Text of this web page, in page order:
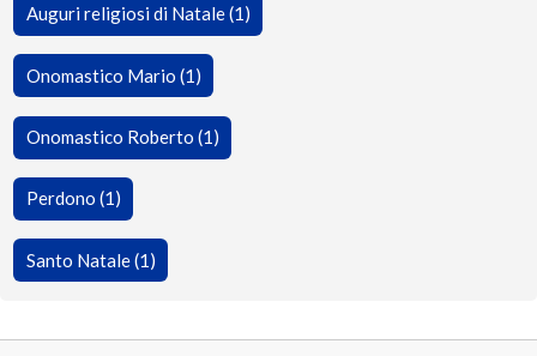
Auguri religiosi di Natale (1)
Onomastico Mario (1)
Onomastico Roberto (1)
Perdono (1)
Santo Natale (1)